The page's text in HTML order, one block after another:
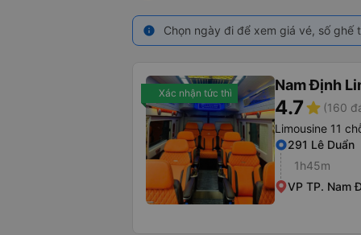
info Chọn ngày đi để xem giá vé, số
Xác nhận tức thì Nam Định
4.7star (160
Limousine 11
291 Lê Duẩn
1h45m
VP TP. Nam